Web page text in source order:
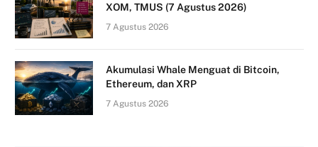
XOM, TMUS (7 Agustus 2026)
7 Agustus 2026
Akumulasi Whale Menguat di Bitcoin,
Ethereum, dan XRP
7 Agustus 2026